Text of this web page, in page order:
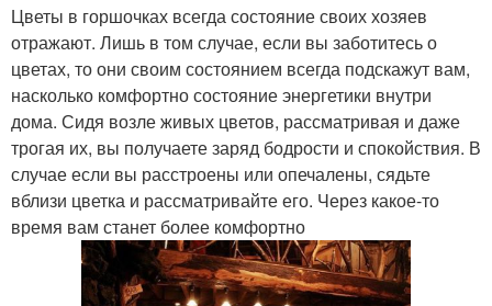
Цветы в горшочках всегда состояние своих хозяев
отражают. Лишь в том случае, если вы заботитесь о
цветах, то они своим состоянием всегда подскажут вам,
насколько комфортно состояние энергетики внутри
дома. Сидя возле живых цветов, рассматривая и даже
трогая их, вы получаете заряд бодрости и спокойствия. В
случае если вы расстроены или опечалены, сядьте
вблизи цветка и рассматривайте его. Через какое-то
время вам станет более комфортно